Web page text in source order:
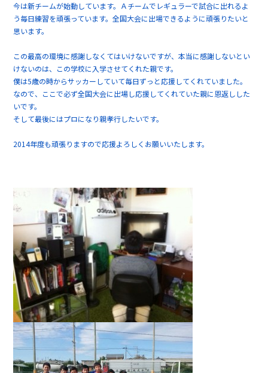
今は新チームが始動しています。Ａチームでレギュラーで試合に出れるよ
う毎日練習を頑張っています。全国大会に出場できるように頑張りたいと
思います。
この最高の環境に感謝しなくてはいけないですが、本当に感謝しないとい
けないのは、この学校に入学させてくれた親です。
僕は5歳の時からサッカーしていて毎日ずっと応援してくれていました。
なので、ここで必ず全国大会に出場し応援してくれていた親に恩返しした
いです。
そして最後にはプロになり親孝行したいです。
2014年度も頑張りますので応援よろしくお願いいたします。